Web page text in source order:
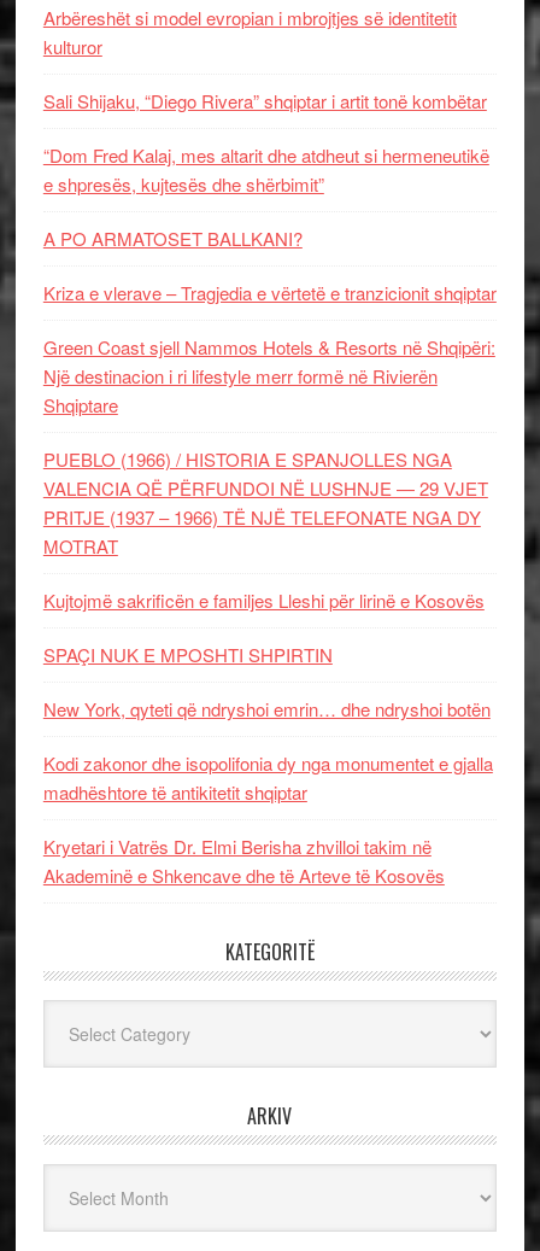
Arbëreshët si model evropian i mbrojtjes së identitetit
kulturor
Sali Shijaku, “Diego Rivera” shqiptar i artit tonë kombëtar
“Dom Fred Kalaj, mes altarit dhe atdheut si hermeneutikë
e shpresës, kujtesës dhe shërbimit”
A PO ARMATOSET BALLKANI?
Kriza e vlerave – Tragjedia e vërtetë e tranzicionit shqiptar
Green Coast sjell Nammos Hotels & Resorts në Shqipëri:
Një destinacion i ri lifestyle merr formë në Rivierën
Shqiptare
PUEBLO (1966) / HISTORIA E SPANJOLLES NGA
VALENCIA QË PËRFUNDOI NË LUSHNJE — 29 VJET
PRITJE (1937 – 1966) TË NJË TELEFONATE NGA DY
MOTRAT
Kujtojmë sakrificën e familjes Lleshi për lirinë e Kosovës
SPAÇI NUK E MPOSHTI SHPIRTIN
New York, qyteti që ndryshoi emrin… dhe ndryshoi botën
Kodi zakonor dhe isopolifonia dy nga monumentet e gjalla
madhështore të antikitetit shqiptar
Kryetari i Vatrës Dr. Elmi Berisha zhvilloi takim në
Akademinë e Shkencave dhe të Arteve të Kosovës
KATEGORITË
ARKIV